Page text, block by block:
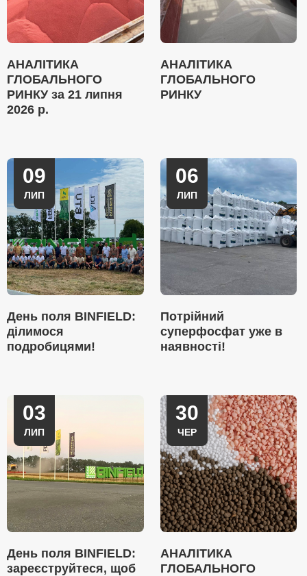
АНАЛІТИКА
ГЛОБАЛЬНОГО
РИНКУ за 21 липня
2026 р.
АНАЛІТИКА
ГЛОБАЛЬНОГО
РИНКУ
09
ЛИП
День поля BINFIELD:
ділимося
подробицями!
06
ЛИП
Потрійний
суперфосфат уже в
наявності!
03
ЛИП
День поля BINFIELD:
зареєструйтеся, щоб
30
ЧЕР
АНАЛІТИКА
ГЛОБАЛЬНОГО